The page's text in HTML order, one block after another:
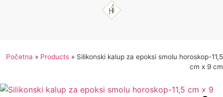
Početna » Products » Silikonski kalup za epoksi smolu horoskop-11,5
cm x 9 cm